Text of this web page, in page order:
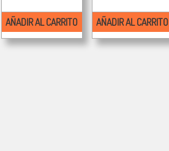
AÑADIR AL CARRITO AÑADIR AL CARRITO